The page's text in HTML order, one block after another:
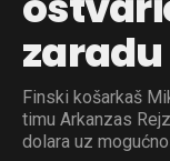
zaradu
Finski košarkaš
timu Arkanzas
dolara uz